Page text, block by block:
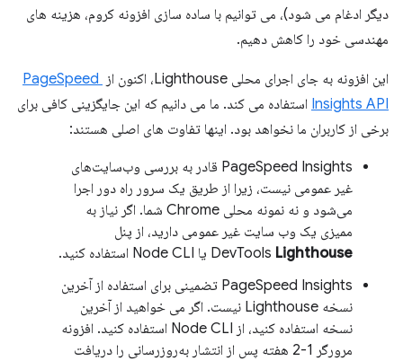
دیگر ادغام می شود)، می توانیم با ساده سازی افزونه کروم، هزینه های
مهندسی خود را کاهش دهیم.
این افزونه به جای اجرای محلی Lighthouse، اکنون از
PageSpeed ​​
Insights API استفاده می کند. ما می دانیم که این جایگزینی کافی برای
برخی از کاربران ما نخواهد بود. اینها تفاوت های اصلی هستند:
PageSpeed ​​Insights قادر به بررسی وب‌سایت‌های
غیر عمومی نیست، زیرا از طریق یک سرور راه دور اجرا
می‌شود و نه نمونه محلی Chrome شما. اگر نیاز به
ممیزی یک وب سایت غیر عمومی دارید، از پنل
DevTools Lighthouse
یا Node CLI استفاده کنید.
PageSpeed ​​Insights تضمینی برای استفاده از آخرین
نسخه Lighthouse نیست. اگر می خواهید از آخرین
نسخه استفاده کنید، از Node CLI استفاده کنید. افزونه
مرورگر 1-2 هفته پس از انتشار به‌روزرسانی را دریافت